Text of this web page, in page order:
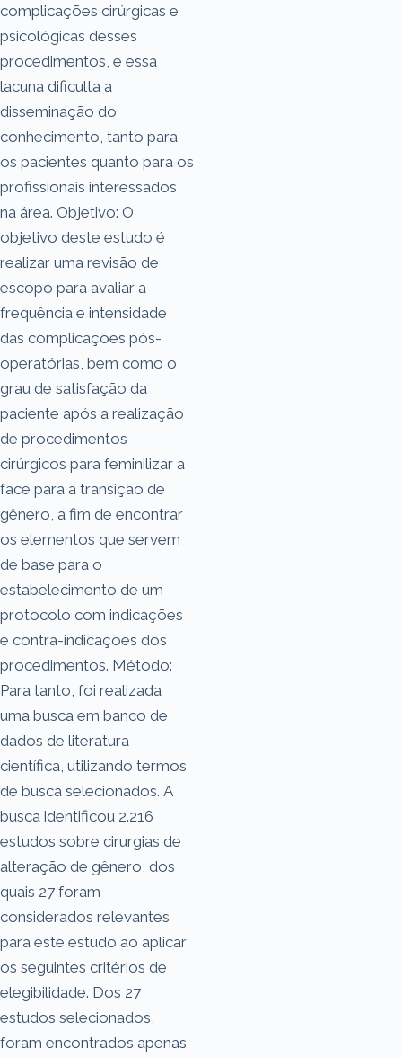
complicações cirúrgicas e
psicológicas desses
procedimentos, e essa
lacuna dificulta a
disseminação do
conhecimento, tanto para
os pacientes quanto para os
profissionais interessados
na área. Objetivo: O
objetivo deste estudo é
realizar uma revisão de
escopo para avaliar a
frequência e intensidade
das complicações pós-
operatórias, bem como o
grau de satisfação da
paciente após a realização
de procedimentos
cirúrgicos para feminilizar a
face para a transição de
gênero, a fim de encontrar
os elementos que servem
de base para o
estabelecimento de um
protocolo com indicações
e contra-indicações dos
procedimentos. Método:
Para tanto, foi realizada
uma busca em banco de
dados de literatura
científica, utilizando termos
de busca selecionados. A
busca identificou 2.216
estudos sobre cirurgias de
alteração de gênero, dos
quais 27 foram
considerados relevantes
para este estudo ao aplicar
os seguintes critérios de
elegibilidade. Dos 27
estudos selecionados,
foram encontrados apenas